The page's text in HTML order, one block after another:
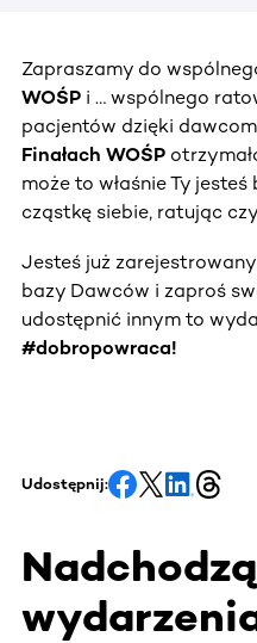
Zapraszamy do
WOŚP i … wspólnego
pacjentów dzięki
Finałach WOŚP
może to właśnie Ty
cząstkę siebie, ratując
Jesteś już
bazy Dawców i zaproś
udostępnić innym to
#dobropowraca!
Udostępnij: